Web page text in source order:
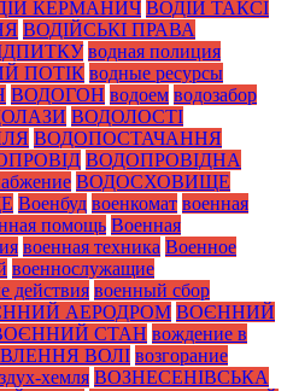
КЕРМАНИЧ ВОДІЙ ТАКСІ
ВОДІЙСЬКІ ПРАВА
водная полиция
ПОТІК водные ресурсы
ВОДОГОН водоем водозабор
ВОДОЛОСТІ
ВОДОПОСТАЧАННЯ
ВОДОПРОВІДНА
ВОДОСХОВИЩЕ
Военбуд военкомат военная
помощь Военная
военная техника Военное
военнослужащие
действия военный сбор
АЕРОДРОМ ВОЄННИЙ
СТАН вождение в
ВОЛІ возгорание
хемля ВОЗНЕСЕНІВСЬКА